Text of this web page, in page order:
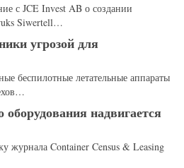
с JCE Invest AB о создании
Siwertell…
угрозой для
беспилотные летательные аппараты
надвигается
журнала Container Census & Leasing